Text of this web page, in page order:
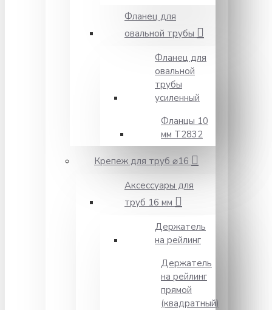
Фланец для
овальной трубы
Фланец для
овальной
трубы
усиленный
Фланцы 10
мм Т2832
Крепеж для труб ⌀16
Аксессуары для
труб 16 мм
Держатель
на рейлинг
Держатель
на рейлинг
прямой
(квадратный)